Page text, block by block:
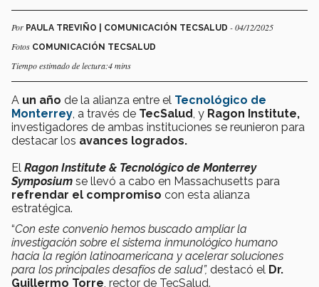
Por PAULA TREVIÑO | COMUNICACIÓN TECSALUD - 04/12/2025
Fotos COMUNICACIÓN TECSALUD
Tiempo estimado de lectura:4 mins
A un año de la alianza entre el Tecnológico de
Monterrey , a través de TecSalud , y Ragon Institute,
investigadores de ambas instituciones se reunieron para
destacar los avances logrados.
El Ragon Institute & Tecnológico de Monterrey
Symposium se llevó a cabo en Massachusetts para
refrendar el compromiso con esta alianza
estratégica.
“Con este convenio hemos buscado ampliar la
investigación sobre el sistema inmunológico humano
hacia la región latinoamericana y acelerar soluciones
para los principales desafíos de salud”, destacó el Dr.
Guillermo Torre , rector de TecSalud.